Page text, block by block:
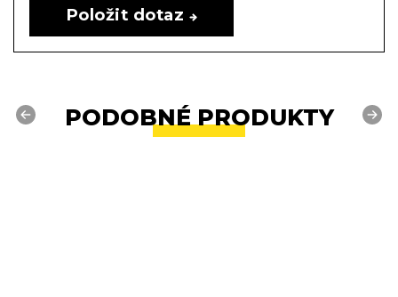
Položit dotaz
PODOBNÉ PRODUKTY
Previous Next